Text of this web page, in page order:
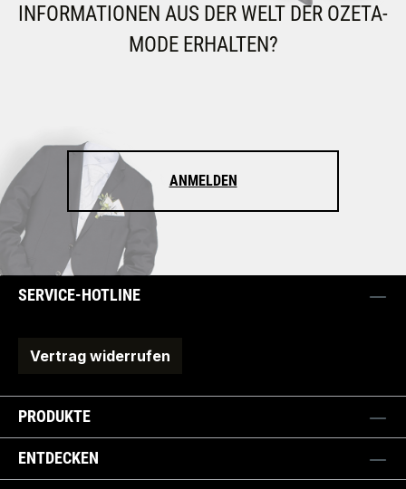
INFORMATIONEN AUS DER WELT DER OZETA-
MODE ERHALTEN?
ANMELDEN
SERVICE-HOTLINE
Vertrag widerrufen
PRODUKTE
ENTDECKEN